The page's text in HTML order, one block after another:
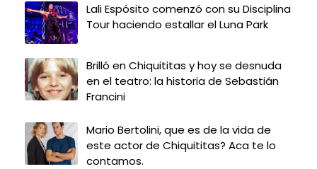
Lali Espósito comenzó con su Disciplina
Tour haciendo estallar el Luna Park
Brilló en Chiquititas y hoy se desnuda
en el teatro: la historia de Sebastián
Francini
Mario Bertolini, que es de la vida de
este actor de Chiquititas? Aca te lo
contamos.